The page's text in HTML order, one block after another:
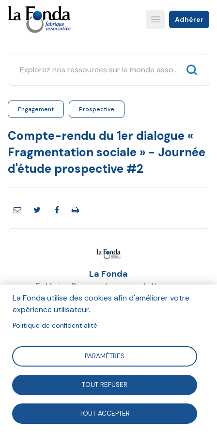
Aller
au
contenu
principal
Open main menu
Adhérer
Engagement Prospective
Compte-rendu du 1er dialogue «
Fragmentation sociale » - Journée
d'étude prospective #2
La Fonda
Et Marion Ducasse, Laurence de Nervaux,
Christine Duval
Mars 2024
Ce premier dialogue s’inscrit dans le cadre de
la 2e journée d’étude de la Fonda « Vers une société
de l’engagement ? Dynamiques & Ruptures ». Animé
par Charlotte Debray, déléguée générale de la Fonda, il
La Fonda utilise des cookies afin d'améliorer votre
expérience utilisateur.
Politique de confidentialité
PARAMÈTRES
TOUT REFUSER
TOUT ACCEPTER